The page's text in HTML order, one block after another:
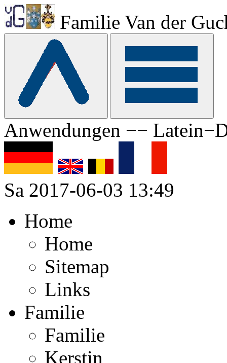
Familie Van der
Anwendungen −−
Sa 2017-06-03 13:49
Home
Home
Sitemap
Links
Familie
Familie
Kerstin